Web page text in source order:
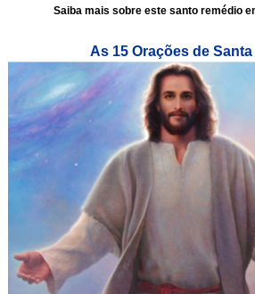
Saiba mais sobre este santo remédio
As 15 Orações de